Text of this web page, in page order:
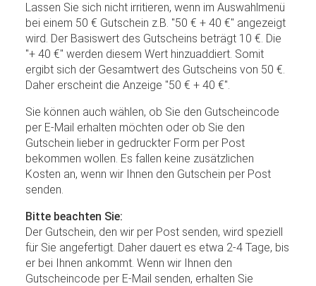
Lassen Sie sich nicht irritieren, wenn im Auswahlmenü
bei einem 50 € Gutschein z.B. "50 € + 40 €" angezeigt
wird. Der Basiswert des Gutscheins beträgt 10 €. Die
"+ 40 €" werden diesem Wert hinzuaddiert. Somit
ergibt sich der Gesamtwert des Gutscheins von 50 €.
Daher erscheint die Anzeige "50 € + 40 €".
Sie können auch wählen, ob Sie den Gutscheincode
per E-Mail erhalten möchten oder ob Sie den
Gutschein lieber in gedruckter Form per Post
bekommen wollen. Es fallen keine zusätzlichen
Kosten an, wenn wir Ihnen den Gutschein per Post
senden.
Bitte beachten Sie:
Der Gutschein, den wir per Post senden, wird speziell
für Sie angefertigt. Daher dauert es etwa 2-4 Tage, bis
er bei Ihnen ankommt. Wenn wir Ihnen den
Gutscheincode per E-Mail senden, erhalten Sie